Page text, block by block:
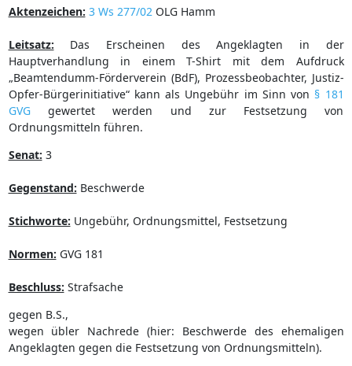
Aktenzeichen: 3 Ws 277/02 OLG Hamm
Leitsatz: Das Erscheinen des Angeklagten in der
Hauptverhandlung in einem T-Shirt mit dem Aufdruck
„Beamtendumm-Förderverein (BdF), Prozessbeobachter, Justiz-
Opfer-Bürgerinitiative“ kann als Ungebühr im Sinn von § 181
GVGgewertet werden und zur Festsetzung von
Ordnungsmitteln führen.
Senat: 3
Gegenstand: Beschwerde
Stichworte: Ungebühr, Ordnungsmittel, Festsetzung
Normen: GVG 181
Beschluss: Strafsache
gegen B.S.,
wegen übler Nachrede (hier: Beschwerde des ehemaligen
Angeklagten gegen die Festsetzung von Ordnungsmitteln).